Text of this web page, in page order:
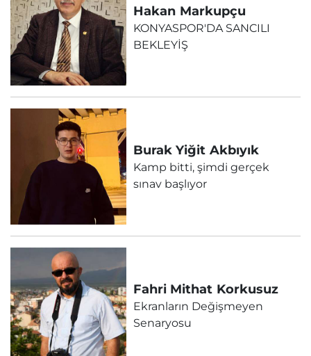
Hakan Markupçu
KONYASPOR'DA SANCILI
BEKLEYİŞ
Burak Yiğit Akbıyık
Kamp bitti, şimdi gerçek
sınav başlıyor
Fahri Mithat Korkusuz
Ekranların Değişmeyen
Senaryosu